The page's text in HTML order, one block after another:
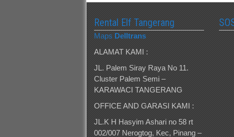
Rental Elf Tangerang
Maps Delltrans
ALAMAT KAMI :
JL. Palem Siray Raya No 11.
Cluster Palem Semi –
KARAWACI TANGERANG
OFFICE AND GARASI KAMI :
JL.K H Hasyim Ashari no 58 rt
002/007 Nerogtog, Kec, Pinang –